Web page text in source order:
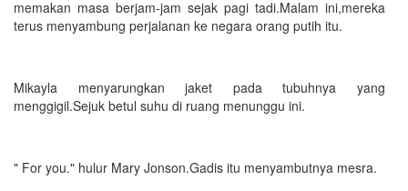
memakan masa berjam-jam sejak pagi tadi.Malam ini,mereka
terus menyambung perjalanan ke negara orang putih itu.
Mikayla menyarungkan jaket pada tubuhnya yang
menggigil.Sejuk betul suhu di ruang menunggu ini.
" For you." hulur Mary Jonson.Gadis itu menyambutnya mesra.